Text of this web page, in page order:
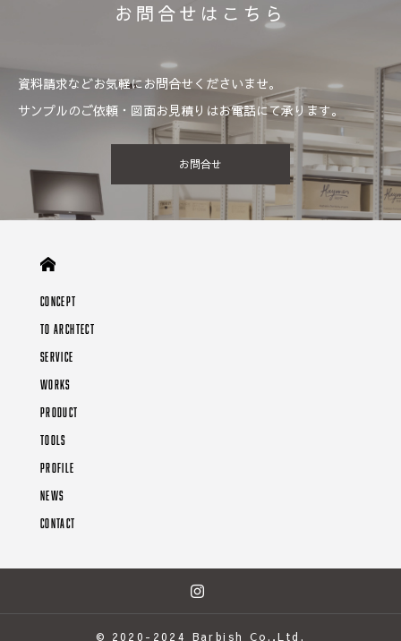
お問合せはこちら
資料請求などお気軽にお問合せくださいませ。
サンプルのご依頼・図面お見積りはお電話にて承ります。
お問合せ
CONCEPT
TO ARCHTECT
SERVICE
WORKS
PRODUCT
TOOLS
PROFILE
NEWS
CONTACT
© 2020-2024 Barbish Co.,Ltd.